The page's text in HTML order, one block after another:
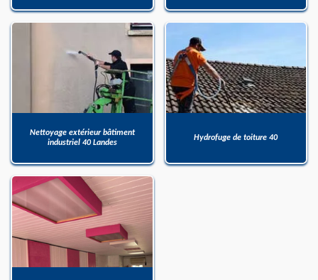
Nettoyage extérieur bâtiment
industriel 40 Landes
Hydrofuge de toiture 40